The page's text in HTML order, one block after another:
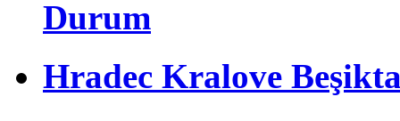
Durum
Hradec Kralove